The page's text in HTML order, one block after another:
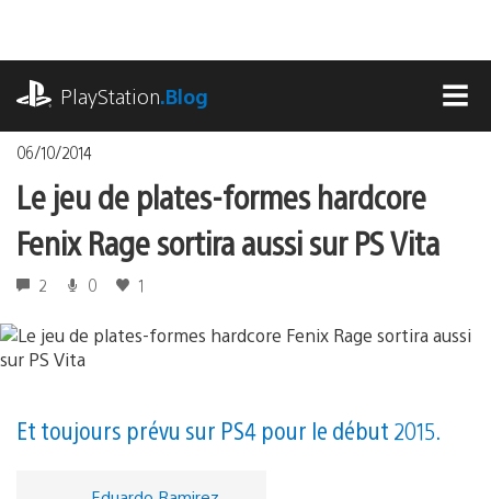
contenu
PlayStation.Blog
06/10/2014
Le jeu de plates-formes hardcore
Fenix Rage sortira aussi sur PS Vita
2 0 1
Et toujours prévu sur PS4 pour le début 2015.